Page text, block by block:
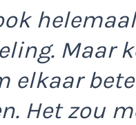
Maar
elkaar
Het zou